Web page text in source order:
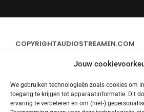
Jouw
We gebruiken technologieën zoals cookies om
toegang te krijgen tot apparaatinformatie. Dit
ervaring te verbeteren en om (niet-)
COPYRIGHTAUDIOSTREAMEN.COM
CONTACT